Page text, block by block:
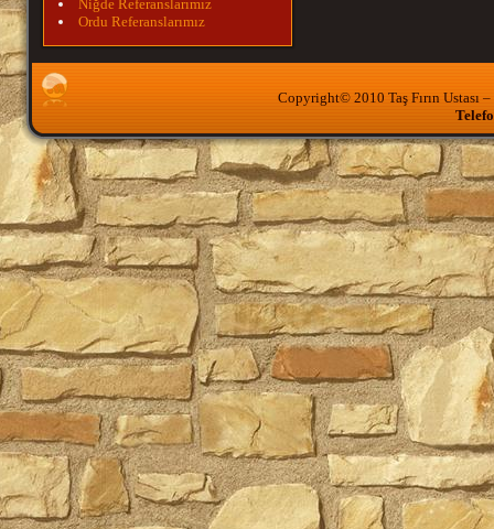
- Hacı Benliler Kebap Fırını
- Kebapçı Kadir Kebap Fırını
- Salman Ekmek Fırını
- Seçkin Ekmek Fırını
- Simit Sarayı
- Ulusoy Ekmek Fabrikası
- Paşaoğlu Ekmek Fırını
- Gürcüoğlu Yalı Fırını
Niğde Referanslarımız
Ordu Referanslarımız
Copyright© 2010 Taş Fırın Ustası